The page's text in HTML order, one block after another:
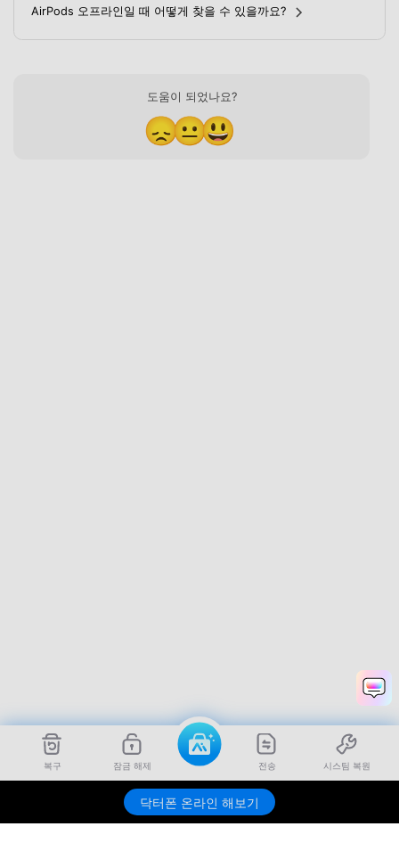
복구 잠금 해제 전송 시스팀 복원
닥터폰 온라인 해보기
AirPods 오프라인일 때 어떻게 찾을 수 있을까요?
도움이 되었나요?
😞😐😃
Dr.Fone 무료 체험하기